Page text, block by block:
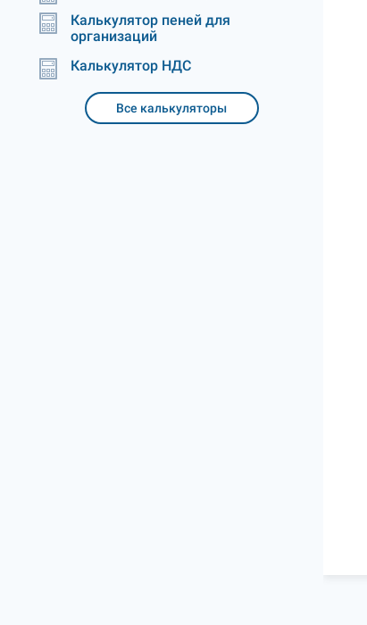
Калькулятор пеней для
организаций
Калькулятор НДС
Все калькуляторы